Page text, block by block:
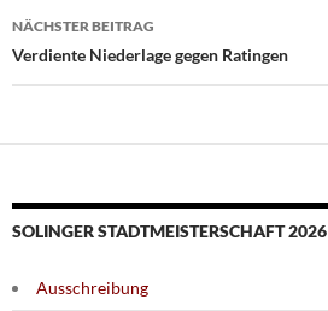
NÄCHSTER BEITRAG
Verdiente Niederlage gegen Ratingen
SOLINGER STADTMEISTERSCHAFT 2026
Ausschreibung